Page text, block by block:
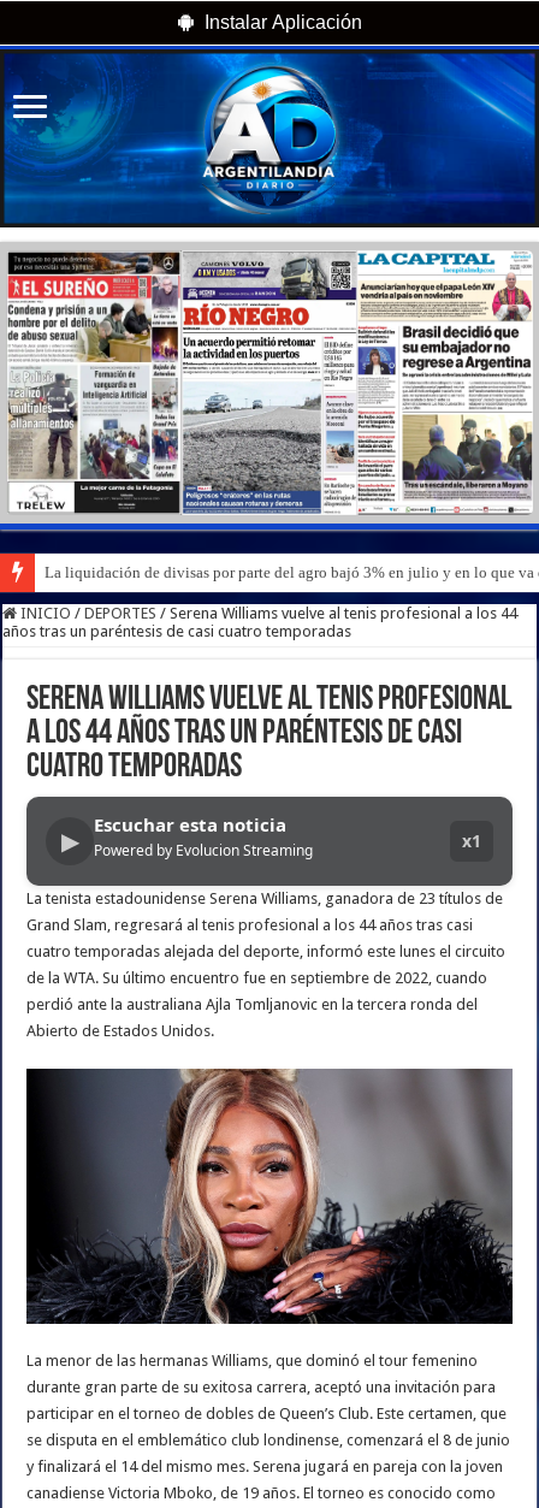
Instalar Aplicación
La liquidación de divisas por parte del agro bajó 3% en julio y en lo que va
INICIO / DEPORTES / Serena Williams vuelve al tenis profesional a los 44
años tras un paréntesis de casi cuatro temporadas
Serena Williams vuelve al tenis profesional
a los 44 años tras un paréntesis de casi
cuatro temporadas
▶
Escuchar esta noticia
Powered by Evolucion Streaming x1
La tenista estadounidense Serena Williams, ganadora de 23 títulos de
Grand Slam, regresará al tenis profesional a los 44 años tras casi
cuatro temporadas alejada del deporte, informó este lunes el circuito
de la WTA. Su último encuentro fue en septiembre de 2022, cuando
perdió ante la australiana Ajla Tomljanovic en la tercera ronda del
Abierto de Estados Unidos.
La menor de las hermanas Williams, que dominó el tour femenino
durante gran parte de su exitosa carrera, aceptó una invitación para
participar en el torneo de dobles de Queen’s Club. Este certamen, que
se disputa en el emblemático club londinense, comenzará el 8 de junio
y finalizará el 14 del mismo mes. Serena jugará en pareja con la joven
canadiense Victoria Mboko, de 19 años. El torneo es conocido como